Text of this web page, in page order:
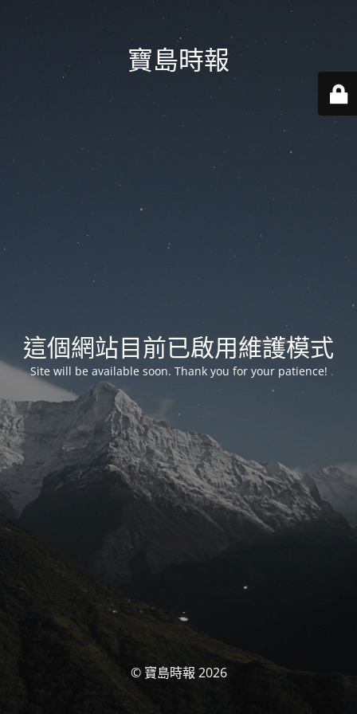
寶島時報
這個網站目前已啟用維護模式
Site will be available soon. Thank you for your patience!
© 寶島時報 2026